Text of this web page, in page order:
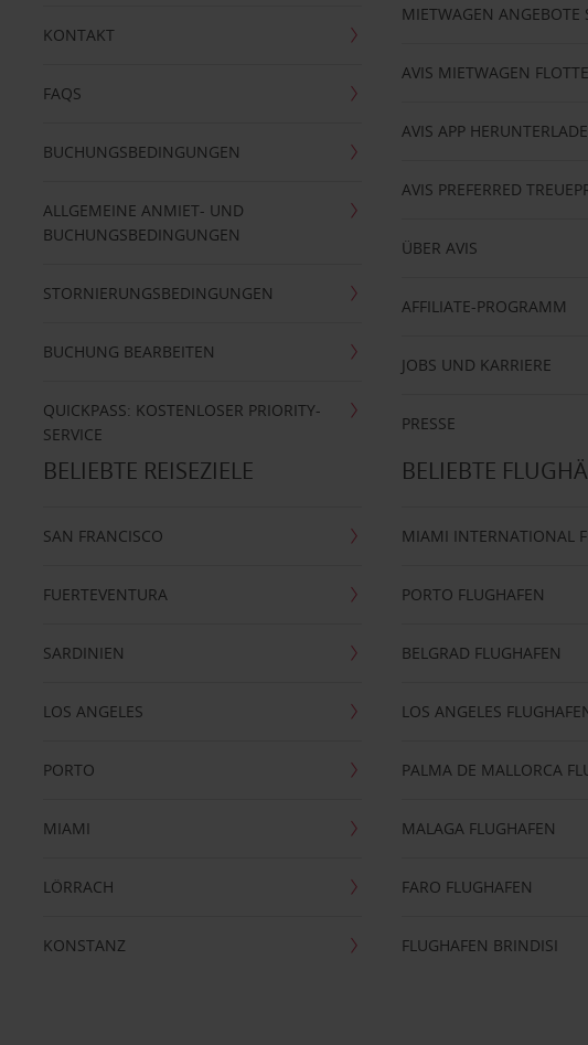
KONTAKT
FAQS
BUCHUNGSBEDINGUNGEN
ALLGEMEINE ANMIET- UND
BUCHUNGSBEDINGUNGEN
STORNIERUNGSBEDINGUNGEN
BUCHUNG BEARBEITEN
QUICKPASS: KOSTENLOSER PRIORITY-
SERVICE
MIETWAGEN ANGEBOTE
AVIS MIETWAGEN FLOTTE
AVIS APP
AVIS PREFERRED
ÜBER AVIS
AFFILIATE-PROGRAMM
JOBS UND KARRIERE
PRESSE
BELIEBTE REISEZIELE
SAN FRANCISCO
FUERTEVENTURA
SARDINIEN
LOS ANGELES
PORTO
MIAMI
LÖRRACH
KONSTANZ
BELIEBTE
MIAMI INTERNATIONAL
PORTO FLUGHAFEN
BELGRAD FLUGHAFEN
LOS ANGELES
PALMA DE MALLORCA
MALAGA FLUGHAFEN
FARO FLUGHAFEN
FLUGHAFEN BRINDISI